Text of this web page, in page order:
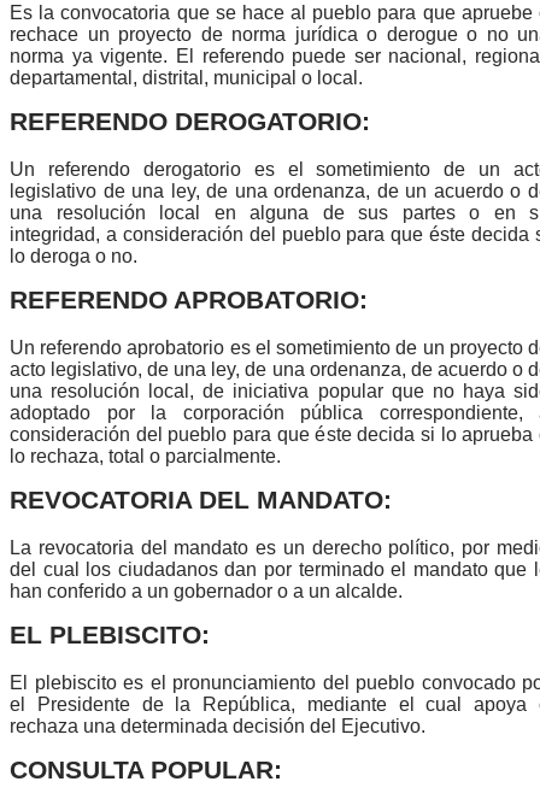
Es la convocatoria que se hace al pueblo para que apruebe
rechace un proyecto de norma jurídica o derogue o no
norma ya vigente. El referendo puede ser nacional,
departamental, distrital, municipal o local.
REFERENDO DEROGATORIO:
Un referendo derogatorio es el sometimiento de un
legislativo de una ley, de una ordenanza, de un acuerdo o
una resolución local en alguna de sus partes o en
integridad, a consideración del pueblo para que éste decida
lo deroga o no.
​REFERENDO APROBATORIO:
Un referendo aprobatorio es el sometimiento de un proyecto
acto legislativo, de una ley, de una ordenanza, de acuerdo o
una resolución local, de iniciativa popular que no haya
adoptado por la corporación pública correspondiente,
consideración del pueblo para que éste decida si lo aprueba
lo rechaza, total o parcialmente.
REVOCATORIA DEL MANDATO:
La revocatoria del mandato es un derecho político, por
del cual los ciudadanos dan por terminado el mandato que
han conferido a un gobernador o a un alcalde.
EL PLEBISCITO:
El plebiscito es el pronunciamiento del pueblo convocado
el Presidente de la República, mediante el cual apoya
rechaza una determinada decisión del Ejecutivo.
CONSULTA POPULAR: